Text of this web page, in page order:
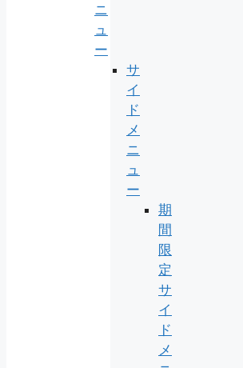
ニ
ュ
ー
サ
イ
ド
メ
ニ
ュ
ー
期
間
限
定
サ
イ
ド
メ